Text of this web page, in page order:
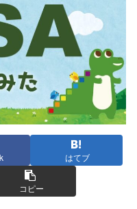
はてブ
コピー